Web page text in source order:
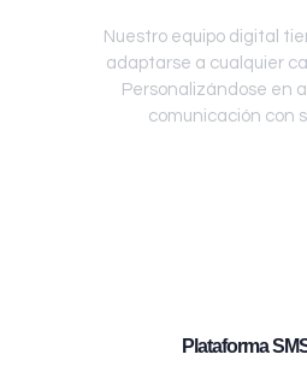
Nuestro equipo digital
adaptarse a cualquier
Personalizándose en
comunicación con
Plataforma